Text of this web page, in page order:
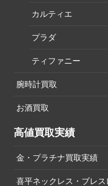
カルティエ
プラダ
ティファニー
腕時計買取
お酒買取
高値買取実績
金・プラチナ買取実績
喜平ネックレス・ブレ